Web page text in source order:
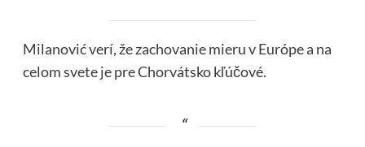
Milanović verí, že zachovanie mieru v Európe a na
celom svete je pre Chorvátsko kľúčové.